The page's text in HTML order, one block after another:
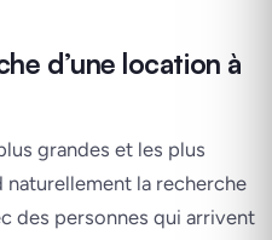
d’une location à
grandes et les plus
naturellement la recherche
des personnes qui arrivent